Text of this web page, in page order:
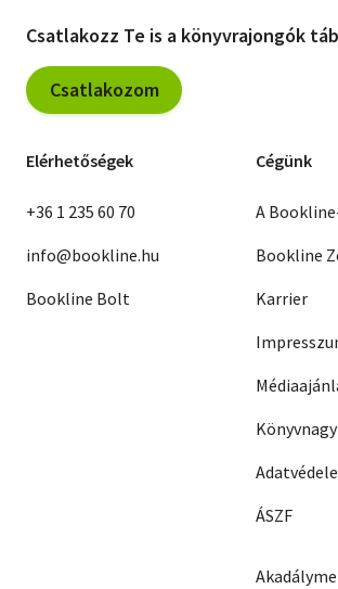
Csatlakozz Te is a könyvrajongók
Csatlakozom
Elérhetőségek
+36 1 235 60 70
info@bookline.hu
Bookline Bolt
Cégünk
A
Bookline
Karrier
ÁSZF